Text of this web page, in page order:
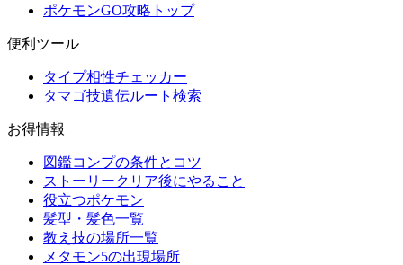
ポケモンGO攻略トップ
便利ツール
タイプ相性チェッカー
タマゴ技遺伝ルート検索
お得情報
図鑑コンプの条件とコツ
ストーリークリア後にやること
役立つポケモン
髪型・髪色一覧
教え技の場所一覧
メタモン5の出現場所